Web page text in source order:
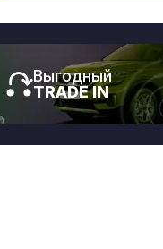
Выгодный
TRADE IN